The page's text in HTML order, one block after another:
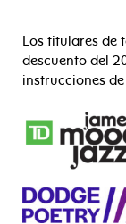
Los titulares de
descuento del
instrucciones